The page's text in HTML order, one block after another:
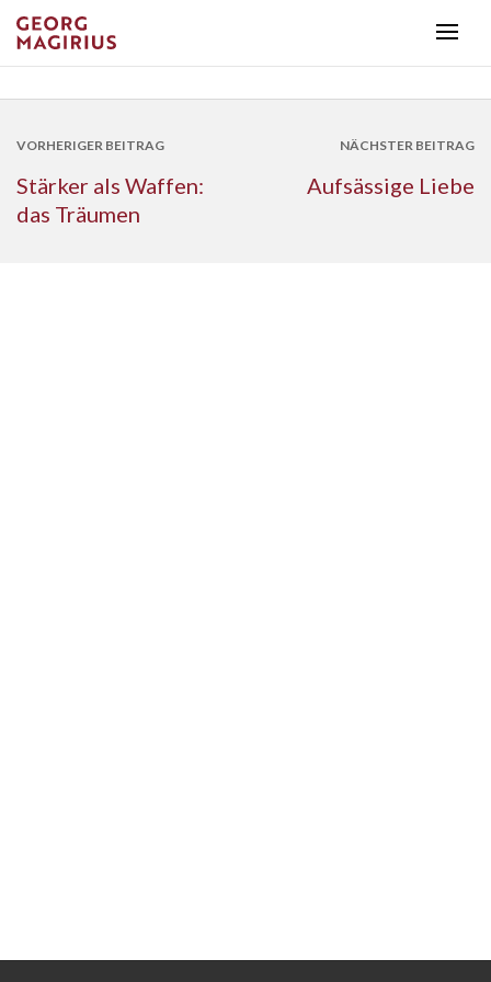
VORHERIGER BEITRAG
Stärker als Waffen:
das Träumen
NÄCHSTER BEITRAG
Aufsässige Liebe